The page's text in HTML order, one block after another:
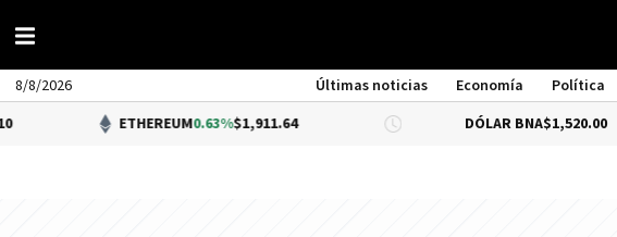
8/8/2026 Últimas noticias Economía Política
ETHEREUM0.63%$1,911.64 DÓLAR BNA$1,520.00